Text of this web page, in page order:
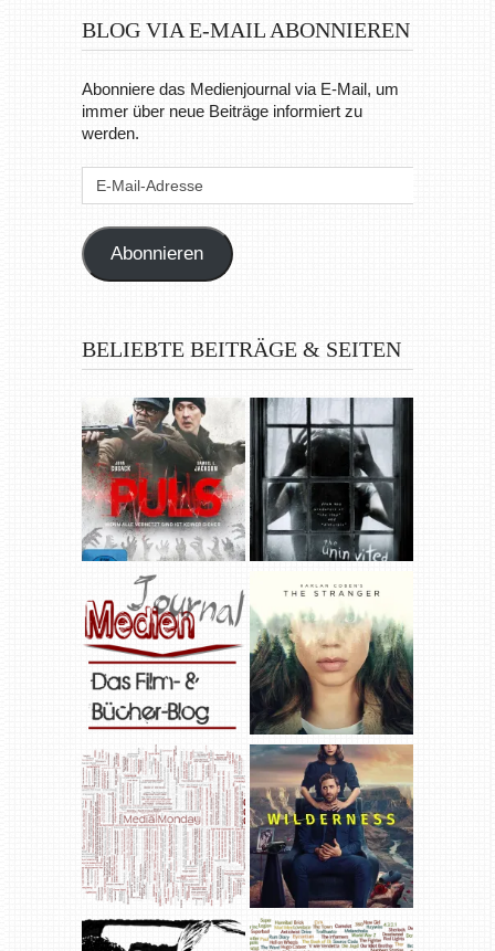
BLOG VIA E-MAIL ABONNIEREN
Abonniere das Medienjournal via E-Mail, um
immer über neue Beiträge informiert zu
werden.
Abonnieren
BELIEBTE BEITRÄGE & SEITEN